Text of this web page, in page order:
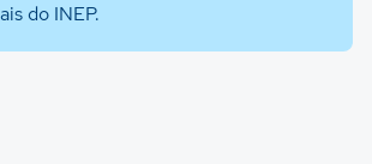
do INEP.